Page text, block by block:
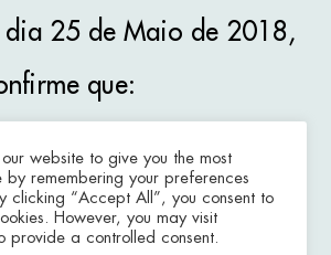
dia 25 de Maio de 2018,
que:
ser contactado(a) pela E.M.
em Estudos de Mercado e
Tomei conhecimento de
a qualquer momento alterar
website to give you the most
by remembering your preferences
clicking “Accept All”, you consent to
However, you may visit
provide a controlled consent.